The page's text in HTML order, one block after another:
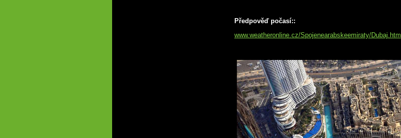
Předpověď počasí::
www.weatheronline.cz/Spojenearabskeemiraty/Dubaj.htm